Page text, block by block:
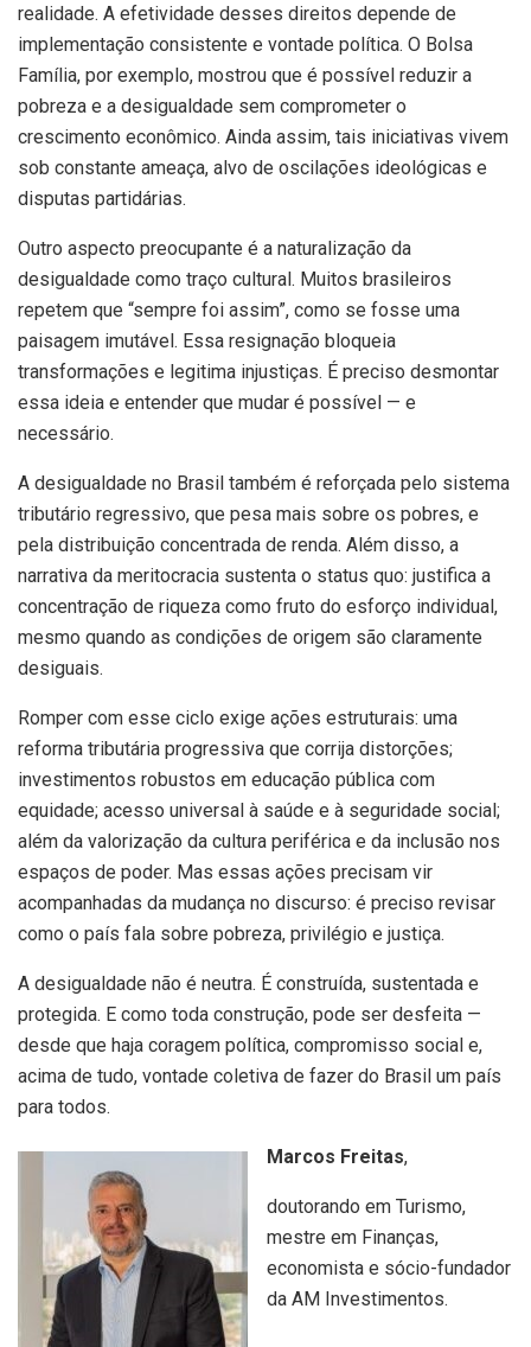
realidade. A efetividade desses direitos depende de
implementação consistente e vontade política. O Bolsa
Família, por exemplo, mostrou que é possível reduzir a
pobreza e a desigualdade sem comprometer o
crescimento econômico. Ainda assim, tais iniciativas vivem
sob constante ameaça, alvo de oscilações ideológicas e
disputas partidárias.
Outro aspecto preocupante é a naturalização da
desigualdade como traço cultural. Muitos brasileiros
repetem que “sempre foi assim”, como se fosse uma
paisagem imutável. Essa resignação bloqueia
transformações e legitima injustiças. É preciso desmontar
essa ideia e entender que mudar é possível — e
necessário.
A desigualdade no Brasil também é reforçada pelo sistema
tributário regressivo, que pesa mais sobre os pobres, e
pela distribuição concentrada de renda. Além disso, a
narrativa da meritocracia sustenta o status quo: justifica a
concentração de riqueza como fruto do esforço individual,
mesmo quando as condições de origem são claramente
desiguais.
Romper com esse ciclo exige ações estruturais: uma
reforma tributária progressiva que corrija distorções;
investimentos robustos em educação pública com
equidade; acesso universal à saúde e à seguridade social;
além da valorização da cultura periférica e da inclusão nos
espaços de poder. Mas essas ações precisam vir
acompanhadas da mudança no discurso: é preciso revisar
como o país fala sobre pobreza, privilégio e justiça.
A desigualdade não é neutra. É construída, sustentada e
protegida. E como toda construção, pode ser desfeita —
desde que haja coragem política, compromisso social e,
acima de tudo, vontade coletiva de fazer do Brasil um país
para todos.
Marcos Freitas,
doutorando em Turismo,
mestre em Finanças,
economista e sócio-fundador
da AM Investimentos.